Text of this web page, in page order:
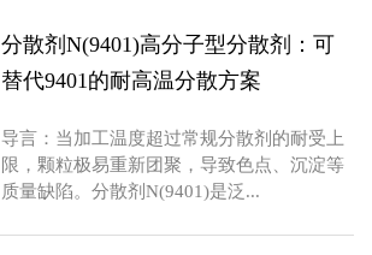
分散剂N(9401)高分子型分散剂：可
替代9401的耐高温分散方案
导言：当加工温度超过常规分散剂的耐受上
限，颗粒极易重新团聚，导致色点、沉淀等
质量缺陷。分散剂N(9401)是泛...